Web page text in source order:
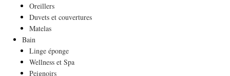
Oreillers
Duvets et couvertures
Matelas
Bain
Linge éponge
Wellness et Spa
Peignoirs